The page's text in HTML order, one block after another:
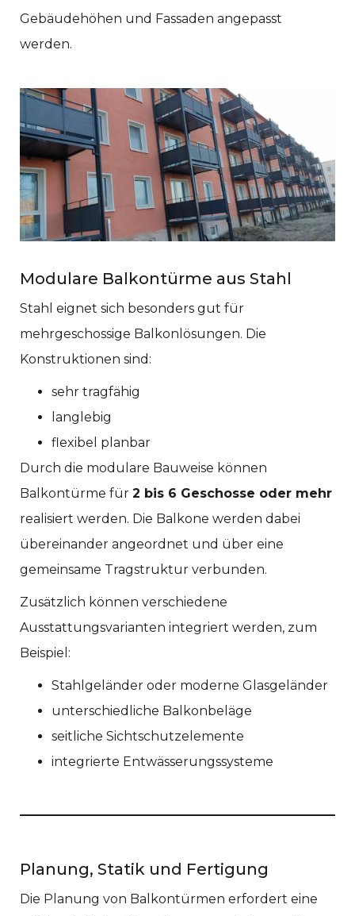
Gebäudehöhen und Fassaden angepasst
werden.
Modulare Balkontürme aus Stahl
Stahl eignet sich besonders gut für
mehrgeschossige Balkonlösungen. Die
Konstruktionen sind:
sehr tragfähig
langlebig
flexibel planbar
Durch die modulare Bauweise können
Balkontürme für 2 bis 6 Geschosse oder mehr
realisiert werden. Die Balkone werden dabei
übereinander angeordnet und über eine
gemeinsame Tragstruktur verbunden.
Zusätzlich können verschiedene
Ausstattungsvarianten integriert werden, zum
Beispiel:
Stahlgeländer oder moderne Glasgeländer
unterschiedliche Balkonbeläge
seitliche Sichtschutzelemente
integrierte Entwässerungssysteme
Planung, Statik und Fertigung
Die Planung von Balkontürmen erfordert eine